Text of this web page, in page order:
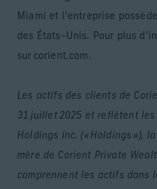
Miami et l’entreprise
des États-Unis. Pour plus
sur corient.com.
Les actifs des clients de
31 juillet 2025 et reflètent
Holdings Inc. (« Holdings »),
mère de Corient Private
comprennent les actifs dans